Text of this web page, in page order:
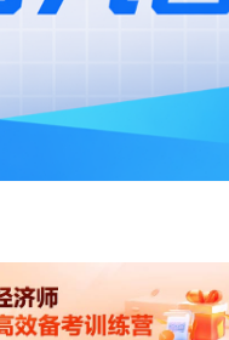
教师招聘
日语